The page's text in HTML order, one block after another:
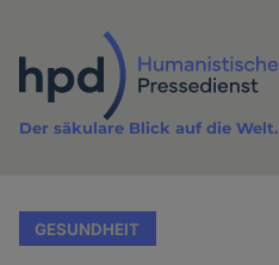
Inhalt
Der säkulare Blick auf die Welt.
GESUNDHEIT